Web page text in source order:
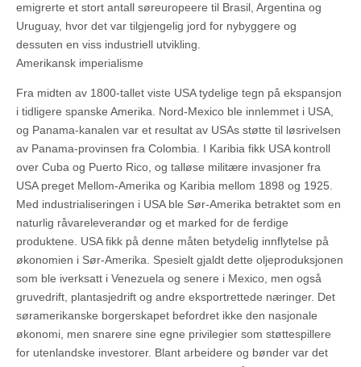
emigrerte et stort antall søreuropeere til Brasil, Argentina og
Uruguay, hvor det var tilgjengelig jord for nybyggere og
dessuten en viss industriell utvikling.
Amerikansk imperialisme
Fra midten av 1800-tallet viste USA tydelige tegn på ekspansjon
i tidligere spanske Amerika. Nord-Mexico ble innlemmet i USA,
og Panama-kanalen var et resultat av USAs støtte til løsrivelsen
av Panama-provinsen fra Colombia. I Karibia fikk USA kontroll
over Cuba og Puerto Rico, og talløse militære invasjoner fra
USA preget Mellom-Amerika og Karibia mellom 1898 og 1925.
Med industrialiseringen i USA ble Sør-Amerika betraktet som en
naturlig råvareleverandør og et marked for de ferdige
produktene. USA fikk på denne måten betydelig innflytelse på
økonomien i Sør-Amerika. Spesielt gjaldt dette oljeproduksjonen
som ble iverksatt i Venezuela og senere i Mexico, men også
gruvedrift, plantasjedrift og andre eksportrettede næringer. Det
søramerikanske borgerskapet befordret ikke den nasjonale
økonomi, men snarere sine egne privilegier som støttespillere
for utenlandske investorer. Blant arbeidere og bønder var det